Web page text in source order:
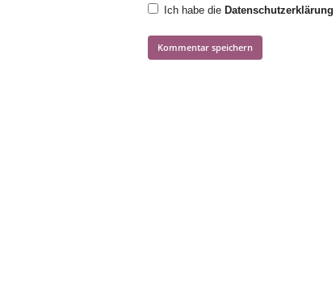
Ich habe die Datenschutzerklärung